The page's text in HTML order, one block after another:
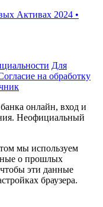
Активах 2024 •
Для
на обработку
онлайн, вход и
Неофициальный
мы используем
о прошлых
эти данные
браузера.